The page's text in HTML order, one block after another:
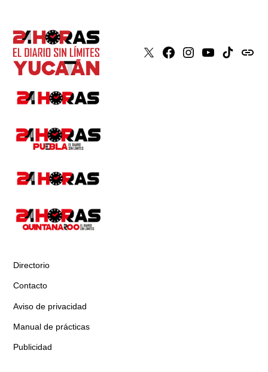
X Faceboook
Instagram
YoutubeTiktokissuu
Directorio
Contacto
Aviso de privacidad
Manual de prácticas
Publicidad